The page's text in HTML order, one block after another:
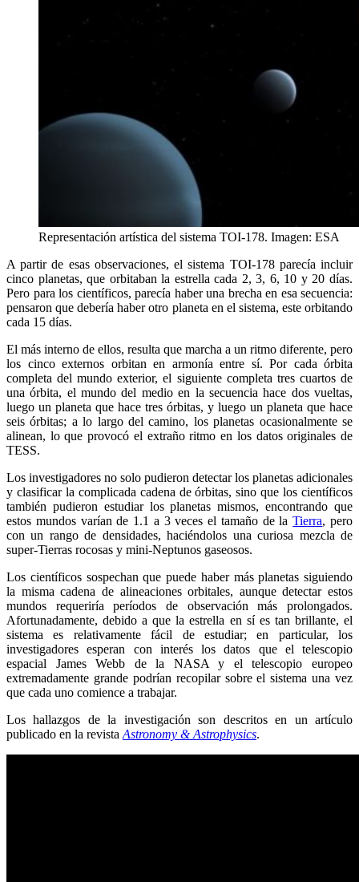
Representación artística del sistema TOI-178. Imagen: ESA
A partir de esas observaciones, el sistema TOI-178 parecía incluir
cinco planetas, que orbitaban la estrella cada 2, 3, 6, 10 y 20 días.
Pero para los científicos, parecía haber una brecha en esa secuencia:
pensaron que debería haber otro planeta en el sistema, este orbitando
cada 15 días.
El más interno de ellos, resulta que marcha a un ritmo diferente, pero
los cinco externos orbitan en armonía entre sí. Por cada órbita
completa del mundo exterior, el siguiente completa tres cuartos de
una órbita, el mundo del medio en la secuencia hace dos vueltas,
luego un planeta que hace tres órbitas, y luego un planeta que hace
seis órbitas; a lo largo del camino, los planetas ocasionalmente se
alinean, lo que provocó el extraño ritmo en los datos originales de
TESS.
Los investigadores no solo pudieron detectar los planetas adicionales
y clasificar la complicada cadena de órbitas, sino que los científicos
también pudieron estudiar los planetas mismos, encontrando que
estos mundos varían de 1.1 a 3 veces el tamaño de laTierra, pero
con un rango de densidades, haciéndolos una curiosa mezcla de
super-Tierras rocosas y mini-Neptunos gaseosos.
Los científicos sospechan que puede haber más planetas siguiendo
la misma cadena de alineaciones orbitales, aunque detectar estos
mundos requeriría períodos de observación más prolongados.
Afortunadamente, debido a que la estrella en sí es tan brillante, el
sistema es relativamente fácil de estudiar; en particular, los
investigadores esperan con interés los datos que el telescopio
espacial James Webb de la NASA y el telescopio europeo
extremadamente grande podrían recopilar sobre el sistema una vez
que cada uno comience a trabajar.
Los hallazgos de la investigación son descritos en un artículo
publicado en la revistaAstronomy & Astrophysics.